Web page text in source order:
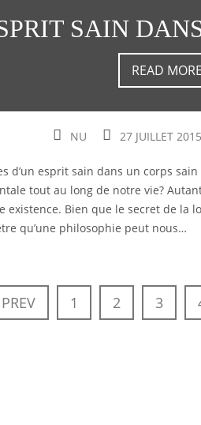
SAIN
READ
NU 27 JUILLET 2015
d’un esprit sain dans un corps
tout au long de notre vie?
Bien que le secret de la
qu’une philosophie peut nous…
PREV 1 2 3